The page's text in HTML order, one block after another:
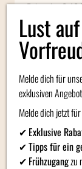
Rohasche: 0,46
Bitte kühl und
3 x
200 g im Glas
Lust
Melde dich für
exklusiven
Melde dich jetzt
✔ Exklusive
✔Tipps für ein
✔ Frühzugangzu